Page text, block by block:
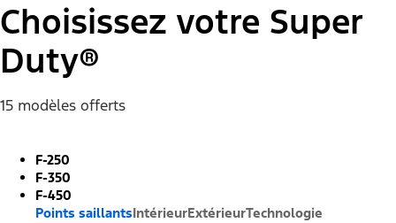
Choisissez votre Super
Duty®
15 modèles offerts
F-250
F-350
F-450
Points saillantsIntérieurExtérieurTechnologie